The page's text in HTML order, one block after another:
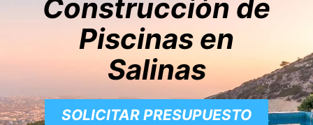
Construcción de
Piscinas en
Salinas
SOLICITAR PRESUPUESTO